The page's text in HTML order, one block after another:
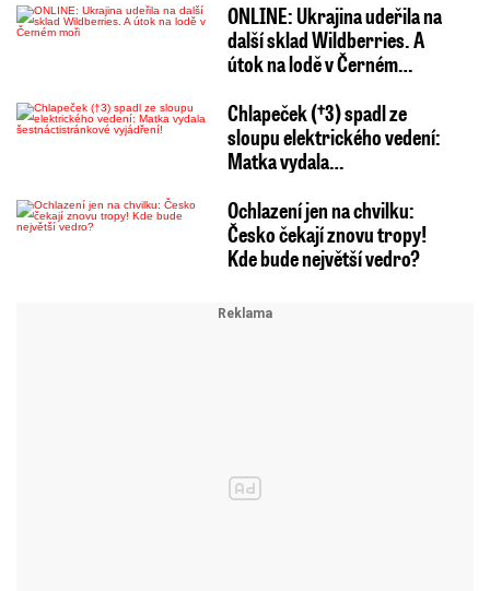
ONLINE: Ukrajina udeřila na
další sklad Wildberries. A
útok na lodě v Černém…
Chlapeček (†3) spadl ze
sloupu elektrického vedení:
Matka vydala…
Ochlazení jen na chvilku:
Česko čekají znovu tropy!
Kde bude největší vedro?